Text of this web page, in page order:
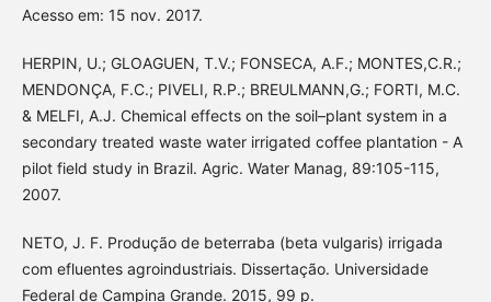
Acesso em: 15 nov. 2017.
HERPIN, U.; GLOAGUEN, T.V.; FONSECA, A.F.; MONTES,C.R.;
MENDONÇA, F.C.; PIVELI, R.P.; BREULMANN,G.; FORTI, M.C.
& MELFI, A.J. Chemical effects on the soil–plant system in a
secondary treated waste water irrigated coffee plantation - A
pilot field study in Brazil. Agric. Water Manag, 89:105-115,
2007.
NETO, J. F. Produção de beterraba (beta vulgaris) irrigada
com efluentes agroindustriais. Dissertação. Universidade
Federal de Campina Grande. 2015, 99 p.